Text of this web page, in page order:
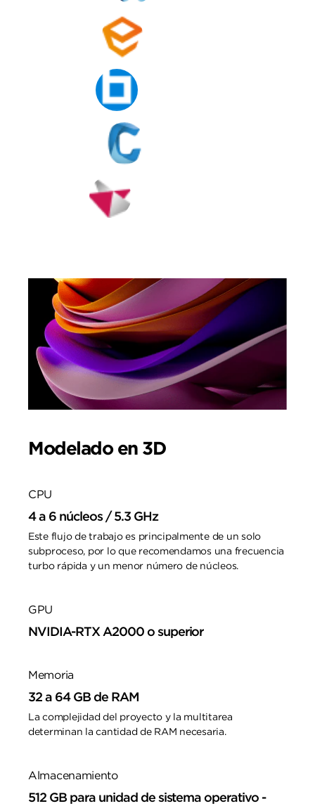
Modelado en 3D
CPU
4 a 6 núcleos / 5.3 GHz
Este flujo de trabajo es principalmente de un solo
subproceso, por lo que recomendamos una frecuencia
turbo rápida y un menor número de núcleos.
GPU
NVIDIA-RTX A2000 o superior
Memoria
32 a 64 GB de RAM
La complejidad del proyecto y la multitarea
determinan la cantidad de RAM necesaria.
Almacenamiento
512 GB para unidad de sistema operativo -